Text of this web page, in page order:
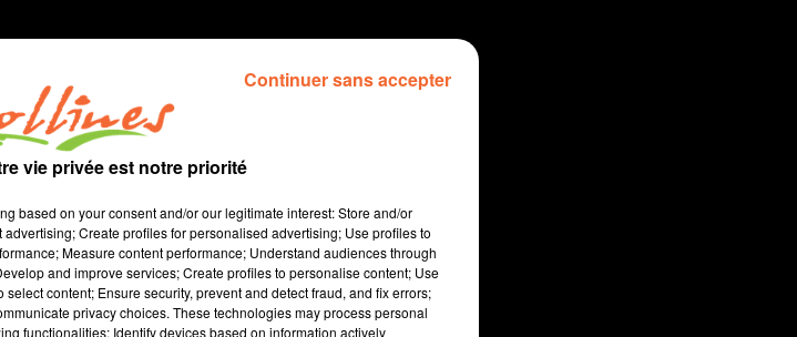
s'accélère.
de dépeuplement se poursuivent,
les éleveurs plein air (photo)
à Mauléon
Bressuire et le soulagement des
vie privée est notre priorité
based on your consent and/or our legitimate interest: Store and/or
Create profiles for personalised advertising; Use profiles to
Measure content performance; Understand audiences through
and improve services; Create profiles to personalise content; Use
content; Ensure security, prevent and detect fraud, and fix errors;
privacy choices. These technologies may process personal
functionalities: Identify devices based on information actively
Continuer sans accepter